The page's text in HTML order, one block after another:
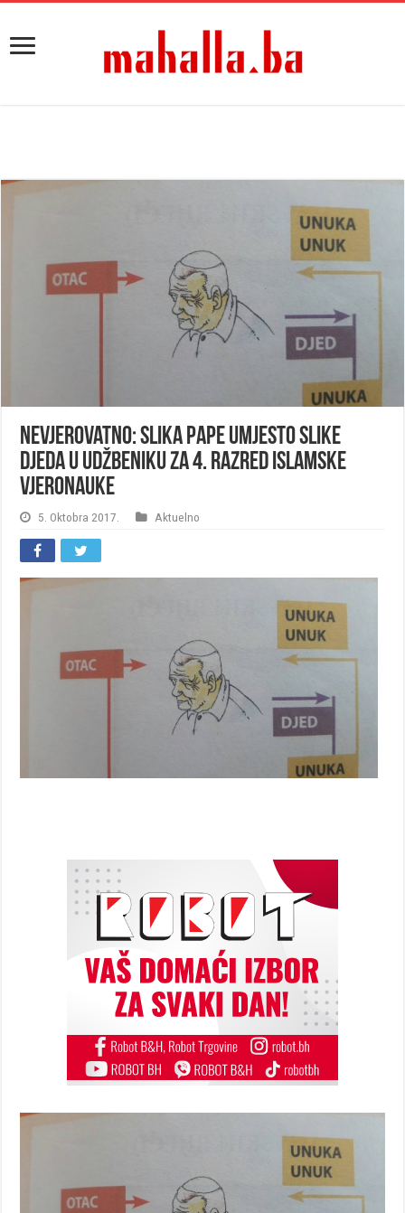
Nevjerovatno: Slika Pape umjesto slike
djeda u Udžbeniku za 4. razred islamske
vjeronauke
5. Oktobra 2017. Aktuelno